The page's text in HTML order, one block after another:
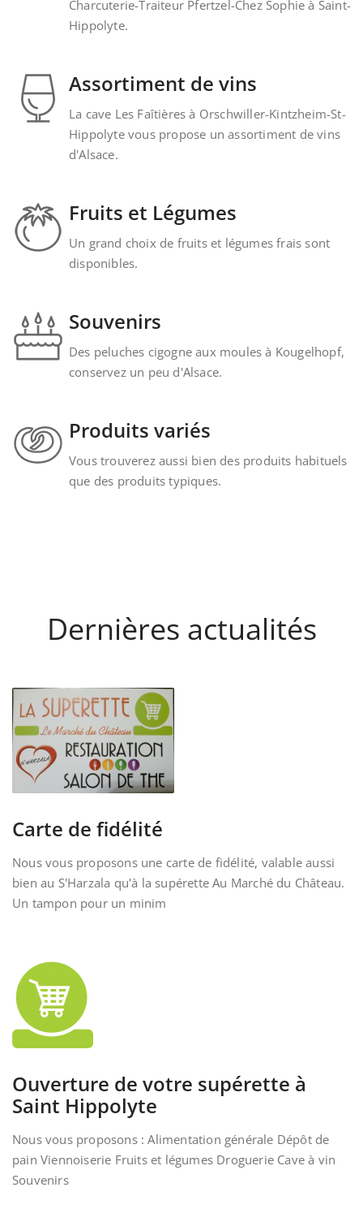
Charcuterie-Traiteur Pfertzel-Chez Sophie à Saint-
Hippolyte.
Assortiment de vins
La cave Les Faîtières à Orschwiller-Kintzheim-St-
Hippolyte vous propose un assortiment de vins
d'Alsace.
Fruits et Légumes
Un grand choix de fruits et légumes frais sont
disponibles.
Souvenirs
Des peluches cigogne aux moules à Kougelhopf,
conservez un peu d'Alsace.
Produits variés
Vous trouverez aussi bien des produits habituels
que des produits typiques.
Dernières actualités
Carte de fidélité
Nous vous proposons une carte de fidélité, valable aussi
bien au S'Harzala qu'à la supérette Au Marché du Château.
Un tampon pour un minim
Ouverture de votre supérette à
Saint Hippolyte
Nous vous proposons : Alimentation générale Dépôt de
pain Viennoiserie Fruits et légumes Droguerie Cave à vin
Souvenirs